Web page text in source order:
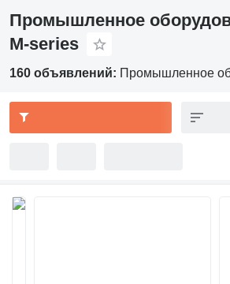
Промышленное
M-series
160 объявлений: Промышленное